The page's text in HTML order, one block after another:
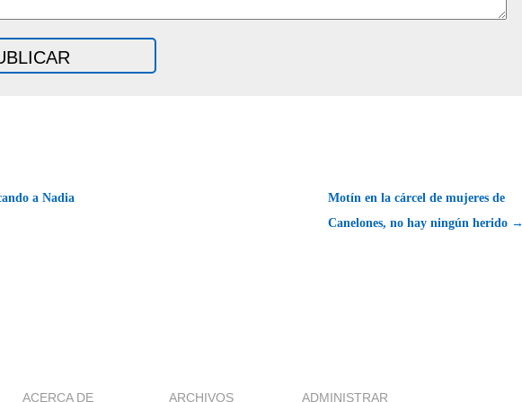
a Nadia
Motín en la cárcel de mujeres de
Canelones, no hay ningún herido →
ACERCA DE ARCHIVOS ADMINISTRAR